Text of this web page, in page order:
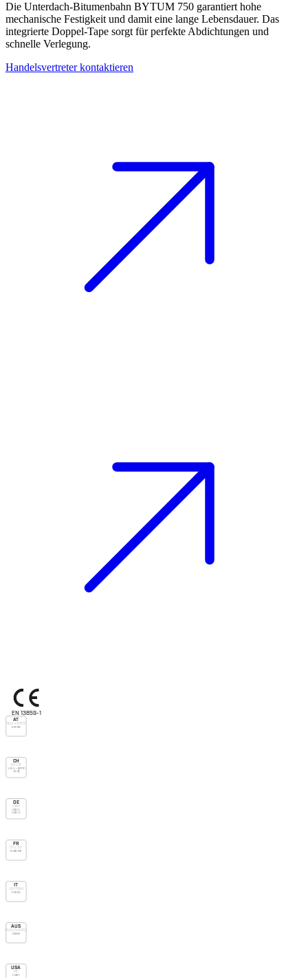
Die Unterdach-Bitumenbahn BYTUM 750 garantierthohe
mechanische Festigkeitund damit eine lange Lebensdauer. Das
integrierte Doppel-Tape sorgt für perfekte Abdichtungen und
schnelle Verlegung.
Handelsvertreter kontaktieren
EN 13859-1
AT
Önorm B4119
E-do nsk
CH
SIA 232
V.v.o. H > 90mm
UD (g)
DE
ZVDH
USB-A
UDB-A
FR
DTU 31.2
E1 Sd3 TR2
IT
UNI 11564
P SR2 A
AUS
AS/NZS 4200.1
Class 2
USA
IRC
Class 1